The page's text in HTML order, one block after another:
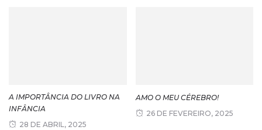
A IMPORTÂNCIA DO LIVRO NA
INFÂNCIA
28 DE ABRIL, 2025
AMO O MEU CÉREBRO!
26 DE FEVEREIRO, 2025